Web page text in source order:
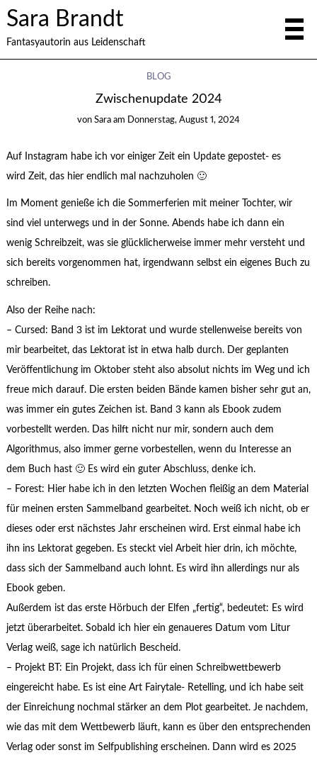
Sara Brandt
Fantasyautorin aus Leidenschaft
BLOG
Zwischenupdate 2024
von Sara am Donnerstag, August 1, 2024
Auf Instagram habe ich vor einiger Zeit ein Update gepostet- es
wird Zeit, das hier endlich mal nachzuholen 🙂
Im Moment genieße ich die Sommerferien mit meiner Tochter, wir
sind viel unterwegs und in der Sonne. Abends habe ich dann ein
wenig Schreibzeit, was sie glücklicherweise immer mehr versteht und
sich bereits vorgenommen hat, irgendwann selbst ein eigenes Buch zu
schreiben.
Also der Reihe nach:
– Cursed: Band 3 ist im Lektorat und wurde stellenweise bereits von
mir bearbeitet, das Lektorat ist in etwa halb durch. Der geplanten
Veröffentlichung im Oktober steht also absolut nichts im Weg und ich
freue mich darauf. Die ersten beiden Bände kamen bisher sehr gut an,
was immer ein gutes Zeichen ist. Band 3 kann als Ebook zudem
vorbestellt werden. Das hilft nicht nur mir, sondern auch dem
Algorithmus, also immer gerne vorbestellen, wenn du Interesse an
dem Buch hast 🙂 Es wird ein guter Abschluss, denke ich.
– Forest: Hier habe ich in den letzten Wochen fleißig an dem Material
für meinen ersten Sammelband gearbeitet. Noch weiß ich nicht, ob er
dieses oder erst nächstes Jahr erscheinen wird. Erst einmal habe ich
ihn ins Lektorat gegeben. Es steckt viel Arbeit hier drin, ich möchte,
dass sich der Sammelband auch lohnt. Es wird ihn allerdings nur als
Ebook geben.
Außerdem ist das erste Hörbuch der Elfen „fertig“, bedeutet: Es wird
jetzt überarbeitet. Sobald ich hier ein genaueres Datum vom Litur
Verlag weiß, sage ich natürlich Bescheid.
– Projekt BT: Ein Projekt, dass ich für einen Schreibwettbewerb
eingereicht habe. Es ist eine Art Fairytale- Retelling, und ich habe seit
der Einreichung nochmal stärker an dem Plot gearbeitet. Je nachdem,
wie das mit dem Wettbewerb läuft, kann es über den entsprechenden
Verlag oder sonst im Selfpublishing erscheinen. Dann wird es 2025